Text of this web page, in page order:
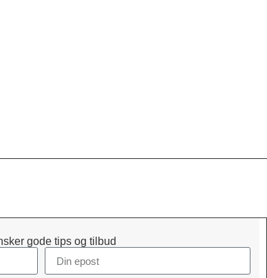
gode tips og tilbud